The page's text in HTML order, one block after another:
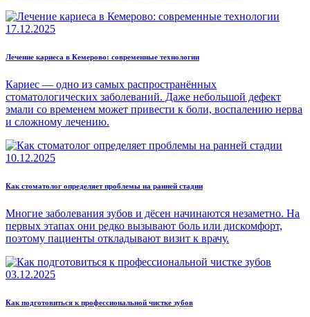
17.12.2025
Лечение кариеса в Кемерово: современные технологии
Кариес — одно из самых распространённых
стоматологических заболеваний. Даже небольшой дефект
эмали со временем может привести к боли, воспалению нерва
и сложному лечению.
10.12.2025
Как стоматолог определяет проблемы на ранней стадии
Многие заболевания зубов и дёсен начинаются незаметно. На
первых этапах они редко вызывают боль или дискомфорт,
поэтому пациенты откладывают визит к врачу.
03.12.2025
Как подготовиться к профессиональной чистке зубов